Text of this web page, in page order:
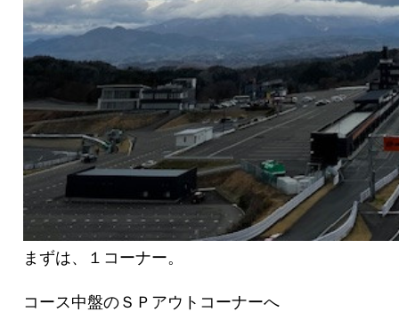
まずは、１コーナー。
コース中盤のＳＰアウトコーナーへ